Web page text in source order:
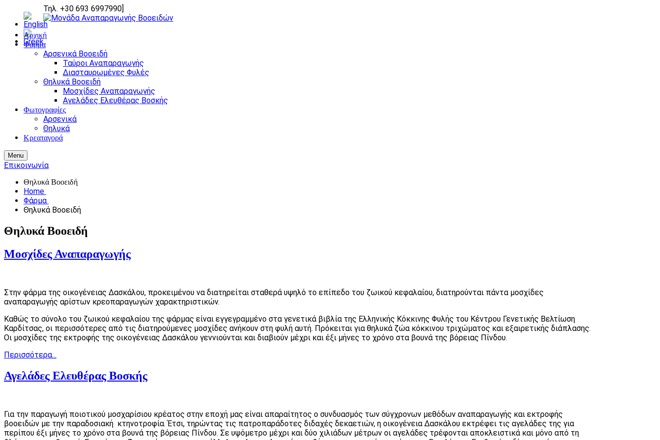
Τηλ. +30 693 6997990]
Αρχική
Φάρμα
Αρσενικά Βοοειδή
Ταύροι Αναπαραγωγής
Διασταυρωμένες Φυλές
Θηλυκά Βοοειδή
Μοσχίδες Αναπαραγωγής
Αγελάδες Ελευθέρας Βοσκής
Φωτογραφίες
Αρσενικά
Θηλυκά
Κρεαταγορά
Menu
Επικοινωνία
Θηλυκά Βοοειδή
Home
Φάρμα
Θηλυκά Βοοειδή
Θηλυκά Βοοειδή
Μοσχίδες Αναπαραγωγής
Στην φάρμα της οικογένειας Δασκάλου, προκειμένου να διατηρείται σταθερά υψηλό το επίπεδο του ζωικού κεφαλαίου, διατηρούνται πάντα μοσχίδες
αναπαραγωγής αρίστων κρεοπαραγωγών χαρακτηριστικών.
Καθώς το σύνολο του ζωικού κεφαλαίου της φάρμας είναι εγγεγραμμένο στα γενετικά βιβλία της Ελληνικής Κόκκινης Φυλής του Κέντρου Γενετικής Βελτίωση
Καρδίτσας, οι περισσότερες από τις διατηρούμενες μοσχίδες ανήκουν στη φυλή αυτή. Πρόκειται για θηλυκά ζώα κόκκινου τριχώματος και εξαιρετικής διάπλασης.
Οι μοσχίδες της εκτροφής της οικογένειας Δασκάλου γεννιούνται και διαβιούν μέχρι και έξι μήνες το χρόνο στα βουνά της βόρειας Πίνδου.
Περισσότερα...
Αγελάδες Ελευθέρας Βοσκής
Για την παραγωγή ποιοτικού μοσχαρίσιου κρέατος στην εποχή μας είναι απαραίτητος ο συνδυασμός των σύγχρονων μεθόδων αναπαραγωγής και εκτροφής
βοοειδών με την παραδοσιακή κτηνοτροφία. Έτσι, τηρώντας τις πατροπαράδοτες διδαχές δεκαετιών, η οικογένεια Δασκάλου εκτρέφει τις αγελάδες της για
περίπου έξι μήνες το χρόνο στα βουνά της βόρειας Πίνδου. Σε υψόμετρο μέχρι και δύο χιλιάδων μέτρων οι αγελάδες τρέφονται αποκλειστικά και μόνο από τη